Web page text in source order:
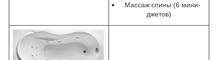
Массаж спины (6 мини-
джетов)